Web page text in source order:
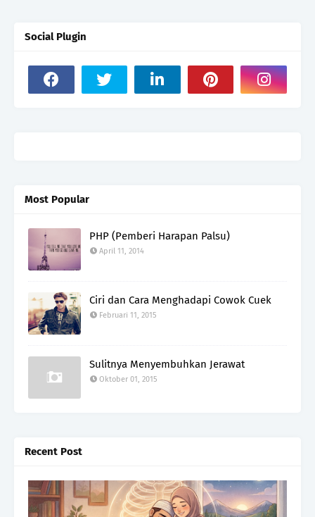
Social Plugin
Most Popular
PHP (Pemberi Harapan Palsu)
April 11, 2014
Ciri dan Cara Menghadapi Cowok Cuek
Februari 11, 2015
Sulitnya Menyembuhkan Jerawat
Oktober 01, 2015
Recent Post